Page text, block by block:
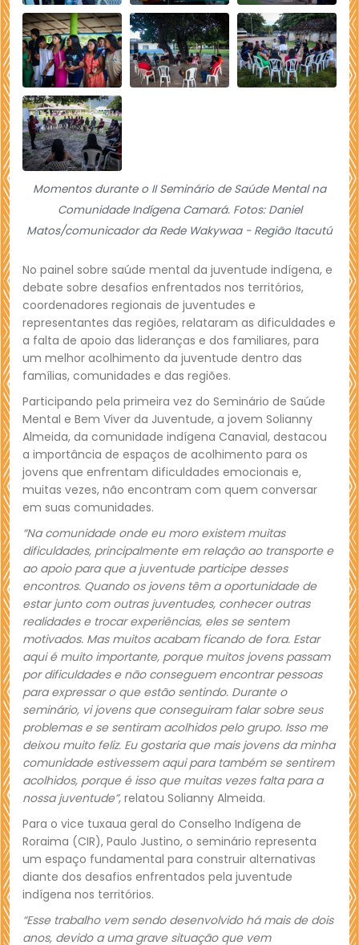
Momentos durante o II Seminário de Saúde Mental na
Comunidade Indígena Camará. Fotos: Daniel
Matos/comunicador da Rede Wakywaa - Região Itacutú
No painel sobre saúde mental da juventude indígena, e
debate sobre desafios enfrentados nos territórios,
coordenadores regionais de juventudes e
representantes das regiões, relataram as dificuldades e
a falta de apoio das lideranças e dos familiares, para
um melhor acolhimento da juventude dentro das
famílias, comunidades e das regiões.
Participando pela primeira vez do Seminário de Saúde
Mental e Bem Viver da Juventude, a jovem Solianny
Almeida, da comunidade indígena Canavial, destacou
a importância de espaços de acolhimento para os
jovens que enfrentam dificuldades emocionais e,
muitas vezes, não encontram com quem conversar
em suas comunidades.
“Na comunidade onde eu moro existem muitas
dificuldades, principalmente em relação ao transporte e
ao apoio para que a juventude participe desses
encontros. Quando os jovens têm a oportunidade de
estar junto com outras juventudes, conhecer outras
realidades e trocar experiências, eles se sentem
motivados. Mas muitos acabam ficando de fora. Estar
aqui é muito importante, porque muitos jovens passam
por dificuldades e não conseguem encontrar pessoas
para expressar o que estão sentindo. Durante o
seminário, vi jovens que conseguiram falar sobre seus
problemas e se sentiram acolhidos pelo grupo. Isso me
deixou muito feliz. Eu gostaria que mais jovens da minha
comunidade estivessem aqui para também se sentirem
acolhidos, porque é isso que muitas vezes falta para a
nossa juventude”, relatou Solianny Almeida.
Para o vice tuxaua geral do Conselho Indígena de
Roraima (CIR), Paulo Justino, o seminário representa
um espaço fundamental para construir alternativas
diante dos desafios enfrentados pela juventude
indígena nos territórios.
“Esse trabalho vem sendo desenvolvido há mais de dois
anos, devido a uma grave situação que vem